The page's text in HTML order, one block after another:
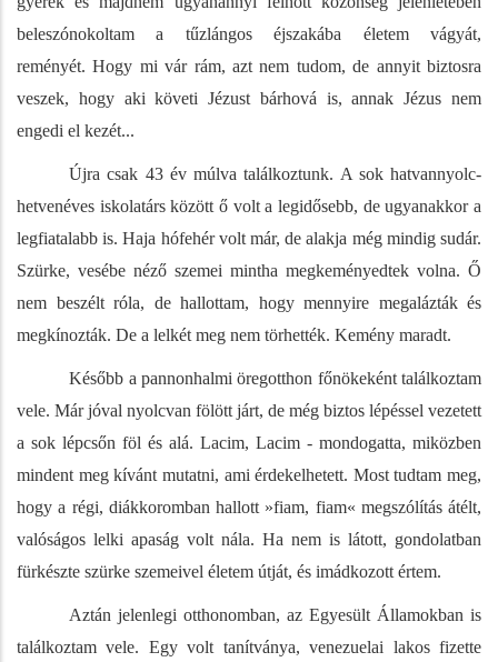
beleszónokoltam a tűzlángos éjszakába életem vágyát,
reményét. Hogy mi vár rám, azt nem tudom, de annyit biztosra
veszek, hogy aki követi Jézust bárhová is, annak Jézus nem
engedi el kezét...
Újra csak 43 év múlva találkoztunk. A sok hatvannyolc-
hetvenéves iskolatárs között ő volt a legidősebb, de ugyanakkor a
legfiatalabb is. Haja hófehér volt már, de alakja még mindig sudár.
Szürke, vesébe néző szemei mintha megkeményedtek volna. Ő
nem beszélt róla, de hallottam, hogy mennyire megalázták és
megkínozták. De a lelkét meg nem törhették. Kemény maradt.
Később a pannonhalmi öregotthon főnökeként találkoztam
vele. Már jóval nyolcvan fölött járt, de még biztos lépéssel vezetett
a sok lépcsőn föl és alá. Lacim, Lacim - mondogatta, miközben
mindent meg kívánt mutatni, ami érdekelhetett. Most tudtam meg,
hogy a régi, diákkoromban hallott »fiam, fiam« megszólítás átélt,
valóságos lelki apaság volt nála. Ha nem is látott, gondolatban
fürkészte szürke szemeivel életem útját, és imádkozott értem.
Aztán jelenlegi otthonomban, az Egyesült Államokban is
találkoztam vele. Egy volt tanítványa, venezuelai lakos fizette